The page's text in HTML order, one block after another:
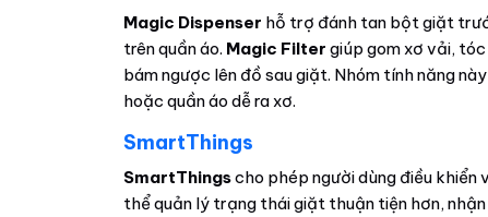
Magic Dispenser hỗ trợ đánh tan bột giặt
trên quần áo. Magic Filter giúp gom xơ vải,
bám ngược lên đồ sau giặt. Nhóm tính năng
hoặc quần áo dễ ra xơ.
SmartThings
SmartThingscho phép người dùng điều
thể quản lý trạng thái giặt thuận tiện hơn,